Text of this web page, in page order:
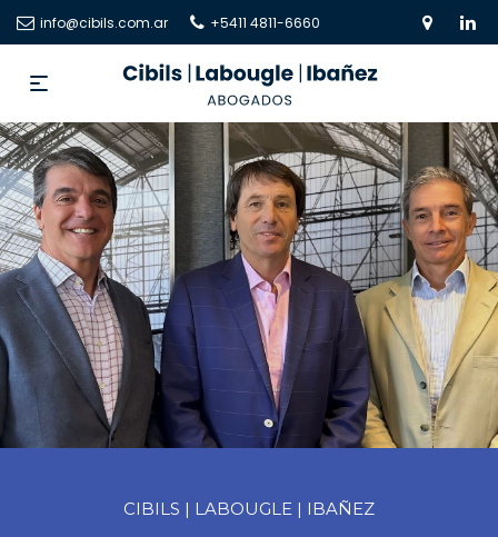
info@cibils.com.ar +5411 4811-6660
CIBILS | LABOUGLE | IBAÑEZ